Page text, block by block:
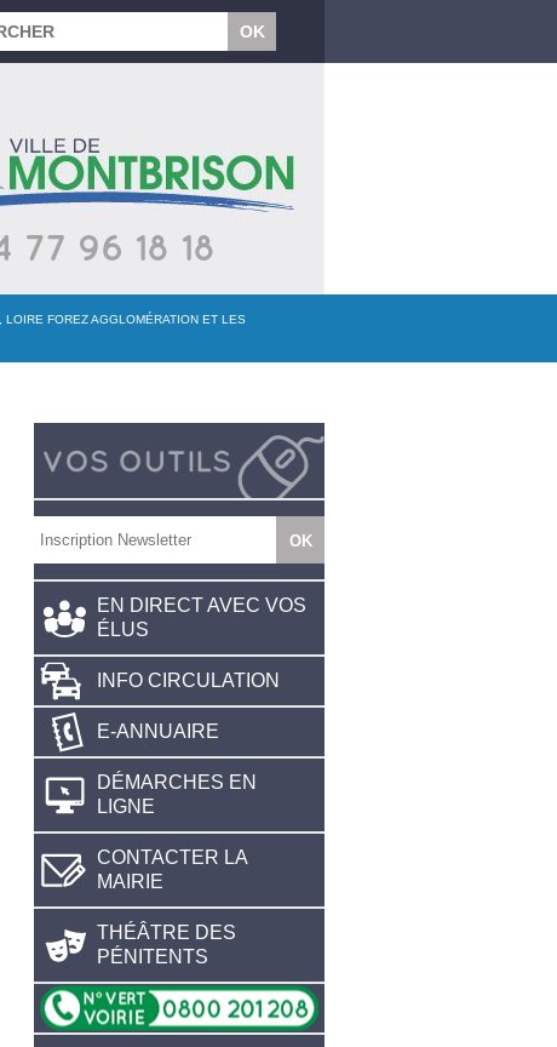
LOIRE FOREZ AGGLOMÉRATION ET LES
EN DIRECT AVEC VOS
ÉLUS
INFO CIRCULATION
E-ANNUAIRE
DÉMARCHES EN
LIGNE
CONTACTER LA
MAIRIE
THÉÂTRE DES
PÉNITENTS